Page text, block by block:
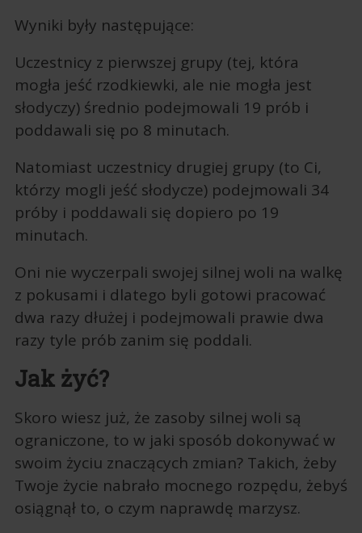
Wyniki były następujące:
Uczestnicy z pierwszej grupy (tej, która
mogła jeść rzodkiewki, ale nie mogła jest
słodyczy) średnio podejmowali 19 prób i
poddawali się po 8 minutach.
Natomiast uczestnicy drugiej grupy (to Ci,
którzy mogli jeść słodycze) podejmowali 34
próby i poddawali się dopiero po 19
minutach.
Oni nie wyczerpali swojej silnej woli na walkę
z pokusami i dlatego byli gotowi pracować
dwa razy dłużej i podejmowali prawie dwa
razy tyle prób zanim się poddali.
Jak żyć?
Skoro wiesz już, że zasoby silnej woli są
ograniczone, to w jaki sposób dokonywać w
swoim życiu znaczących zmian? Takich, żeby
Twoje życie nabrało mocnego rozpędu, żebyś
osiągnął to, o czym naprawdę marzysz.